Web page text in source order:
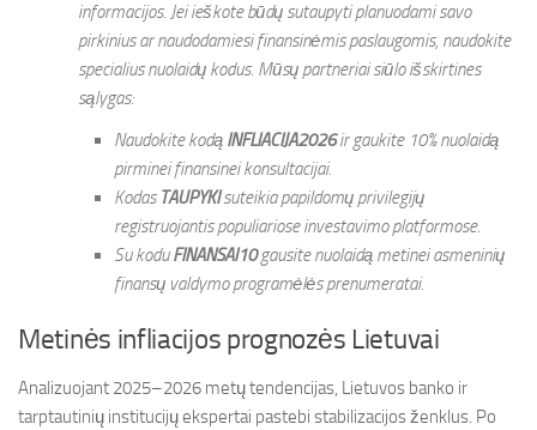
informacijos. Jei ieškote būdų sutaupyti planuodami savo
pirkinius ar naudodamiesi finansinėmis paslaugomis, naudokite
specialius nuolaidų kodus. Mūsų partneriai siūlo išskirtines
sąlygas:
Naudokite kodą INFLIACIJA2026ir gaukite 10% nuolaidą
pirminei finansinei konsultacijai.
Kodas TAUPYKIsuteikia papildomų privilegijų
registruojantis populiariose investavimo platformose.
Su koduFINANSAI10gausite nuolaidą metinei asmeninių
finansų valdymo programėlės prenumeratai.
Metinės infliacijos prognozės Lietuvai
Analizuojant 2025–2026 metų tendencijas, Lietuvos banko ir
tarptautinių institucijų ekspertai pastebi stabilizacijos ženklus. Po